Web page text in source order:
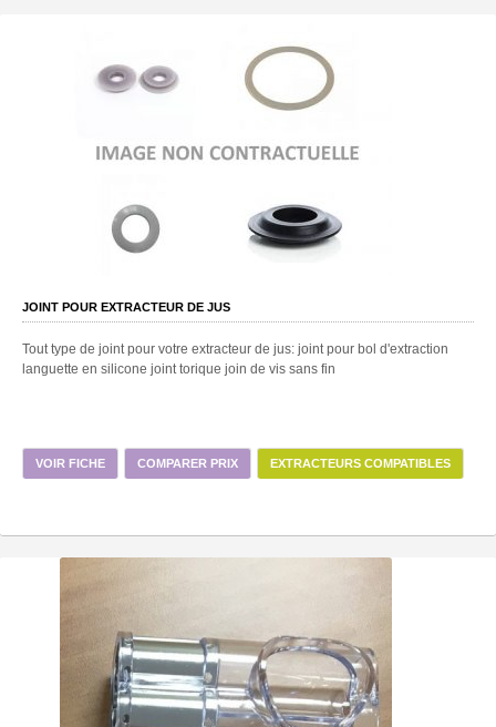
JOINT POUR EXTRACTEUR DE JUS
Tout type de joint pour votre extracteur de jus: joint pour bol d'extraction
languette en silicone joint torique join de vis sans fin
VOIR FICHE COMPARER PRIX EXTRACTEURS COMPATIBLES